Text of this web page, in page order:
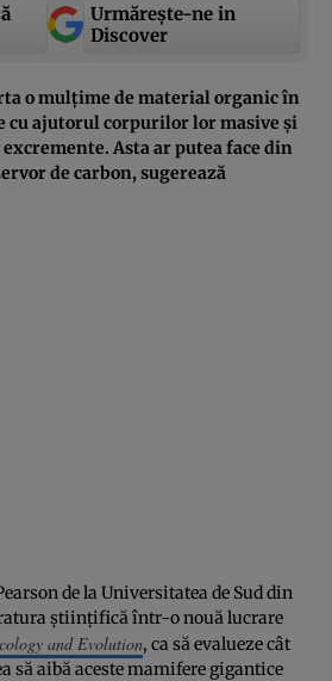
Urmărește-ne in
Discover
o mulțime de material organic în
cu ajutorul corpurilor lor masive și
Asta ar putea face din
de carbon, sugerează
de la Universitatea de Sud din
științifică într-o nouă lucrare
and Evolution, ca să evalueze cât
să aibă aceste mamifere gigantice